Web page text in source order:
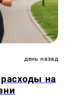
день назад
на